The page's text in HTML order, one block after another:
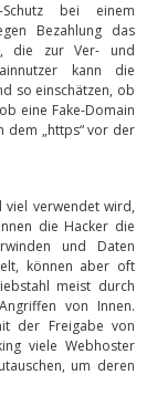
bei einem
Bezahlung das
die zur Ver- und
kann die
so einschätzen, ob
eine Fake-Domain
dem „https“ vor der
viel verwendet wird,
die Hacker die
und Daten
können aber oft
meist durch
von Innen.
der Freigabe von
viele Webhoster
um deren